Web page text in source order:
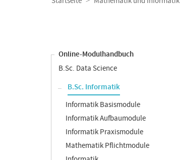
Online-Modulhandbuch
B.Sc. Data Science
B.Sc. Informatik
Informatik Basismodule
Informatik Aufbaumodule
Informatik Praxismodule
Mathematik Pflichtmodule